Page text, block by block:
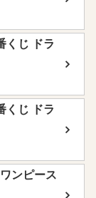
くじ ドラ
くじ ドラ
ンピース